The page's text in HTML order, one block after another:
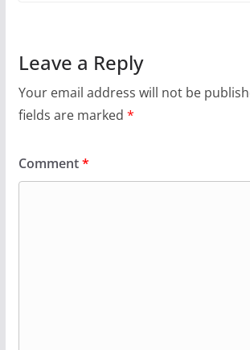
Leave a Reply
Your email address will not be
fields are marked *
Comment*